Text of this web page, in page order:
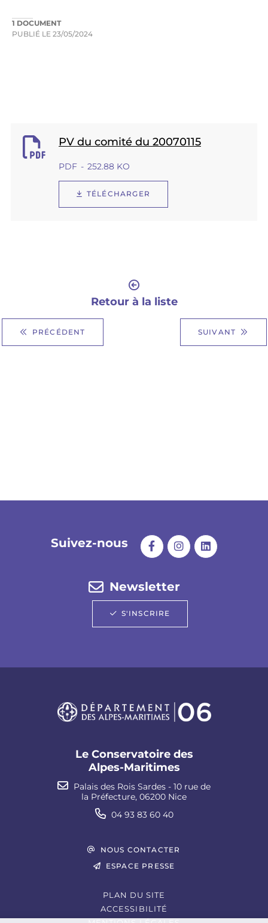
1 DOCUMENT
PUBLIÉ LE 23/05/2024
PV du comité du 20070115
PDF 252.88 KO
TÉLÉCHARGER
PRÉCÉDENT
Retour à la liste
SUIVANT
Suivez-nous
Newsletter
S'INSCRIRE
Le Conservatoire des
Alpes-Maritimes
Palais des Rois Sardes - 10 rue de
la Préfecture, 06200 Nice
04 93 83 60 40
NOUS CONTACTER
ESPACE PRESSE
PLAN DU SITE
ACCESSIBILITÉ